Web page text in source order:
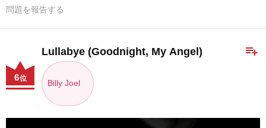
問題を報告する
playlist_add
Lullabye (Goodnight, My Angel)
Billy Joel
6位